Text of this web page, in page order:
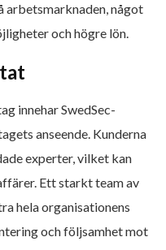
arbetsmarknaden, något
och högre lön.
innehar SwedSec-
anseende. Kunderna
experter, vilket kan
Ett starkt team av
hela organisationens
och följsamhet mot